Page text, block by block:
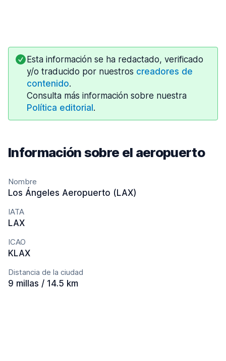
Esta información se ha redactado, verificado
y/o traducido por nuestros creadores de
contenido.
Consulta más información sobre nuestra
Política editorial.
Información sobre el aeropuerto
Nombre
Los Ángeles Aeropuerto (LAX)
IATA
LAX
ICAO
KLAX
Distancia de la ciudad
9 millas / 14.5 km